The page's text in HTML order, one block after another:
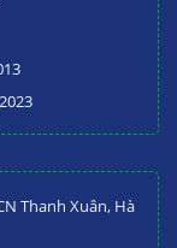
Thanh Xuân, Hà